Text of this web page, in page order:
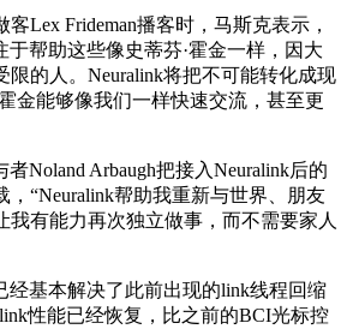
Frideman播客时，马斯克表示，
于帮助这些像史蒂芬·霍金一样，因大
限的人。Neuralink将把不可能转化成现
金能够像我们一样快速交流，甚至更
Noland Arbaugh把接入Neuralink后的
，“Neuralink帮助我重新与世界、朋友
我有能力再次独立做事，而不需要家人
基本解决了此前出现的link线程回缩
性能已经恢复，比之前的BCI光标控